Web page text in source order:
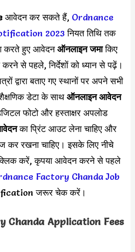
आवेदन कर सकते हैं, Ordnance
2023 नियत तिथि तक
करते हुए आवेदनऑनलाइन जमाकिए
से पहले, निर्देशों को ध्यान से पढ़ें।
द्वारा बताए गए स्थानों पर अपने सभी
डेटा के साथ ऑनलाइन आवेदन
फोटो और हस्ताक्षर अपलोड
का प्रिंट आउट लेना चाहिए और
कर रखना चाहिए। इसके लिए नीचे
करें, कृपया आवेदन करने से पहले
Factory Chanda Job
जरूर चेक करें।
Chanda Application Fees